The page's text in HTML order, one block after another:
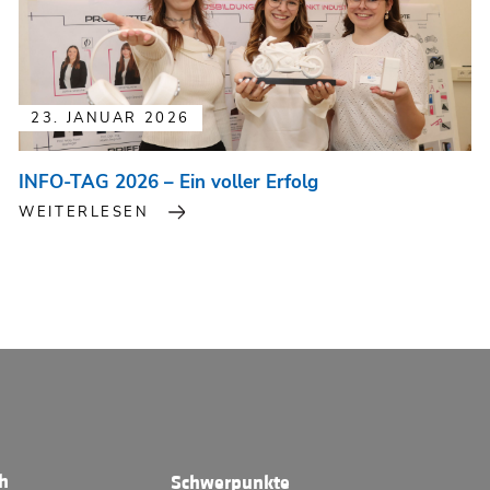
23. JANUAR 2026
INFO-TAG 2026 – Ein voller Erfolg
WEITERLESEN
Schwerpunkte